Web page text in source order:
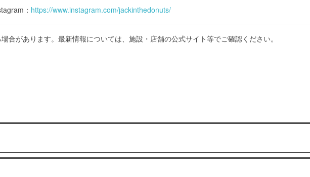
： https://www.instagram.com/jackinthedonuts/
合があります。最新情報については、施設・店舗の公式サイト等でご確認ください。